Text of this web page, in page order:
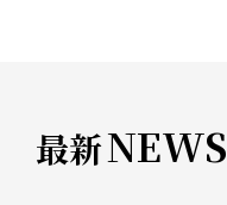
最新NEWS